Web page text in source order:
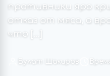
противники яро
отказ от мяса, а
что […]
Булат Шакиров